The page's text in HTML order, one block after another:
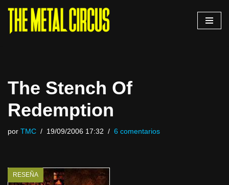
Saltar
The Stench Of
Redemption
por TMC 19/09/2006 17:32 6 comentarios
RESEÑA